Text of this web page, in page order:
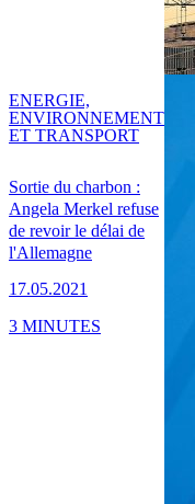
Sortie du charbon :
Angela Merkel refuse
de revoir le délai de
l'Allemagne
17.05.2021
ENERGIE,
ENVIRONNEMENT
ET TRANSPORT
3 MINUTES